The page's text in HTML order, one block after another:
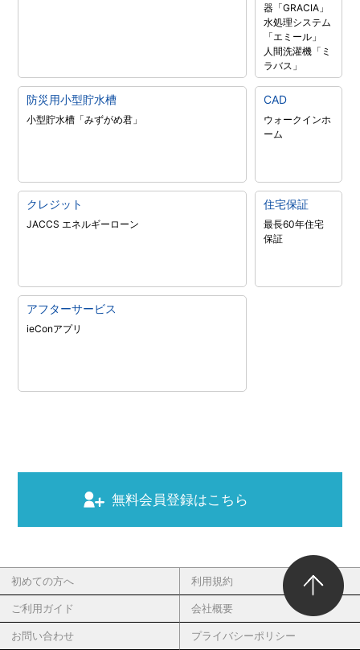
器「GRACIA」
水処理システム
「エミール」
人間洗濯機「ミ
ラバス」
防災用小型貯水槽
小型貯水槽「みずがめ君」
CAD
ウォークインホ
ーム
クレジット
JACCS エネルギーローン
住宅保証
最長60年住宅
保証
アフターサービス
ieConアプリ
無料会員登録はこちら
初めての方へ 利用規約
ご利用ガイド 会社概要
お問い合わせ プライバシーポリシー